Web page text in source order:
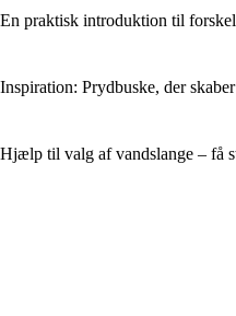
En praktisk introduktion til
Inspiration: Prydbuske, der
Hjælp til valg af vandslange – få